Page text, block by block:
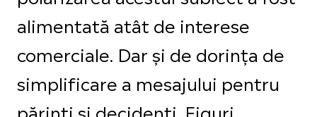
alimentată atât de interese
comerciale. Dar și de dorința de
simplificare a mesajului pentru
părinți și decidenți. Figuri